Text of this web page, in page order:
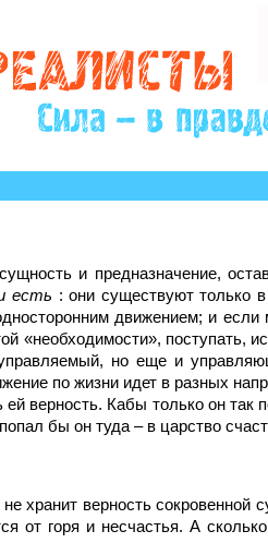
остро нуждаются в
и предназначение,
есть : они существуют только
движением; и если
«необходимости», поступать,
но еще и
по жизни идет в разных
верность. Кабы только он так
бы он туда – в царство
хранит верность сокровенной
от горя и несчастья. А